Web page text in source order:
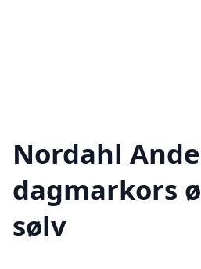
Nordahl
dagmarkors
sølv